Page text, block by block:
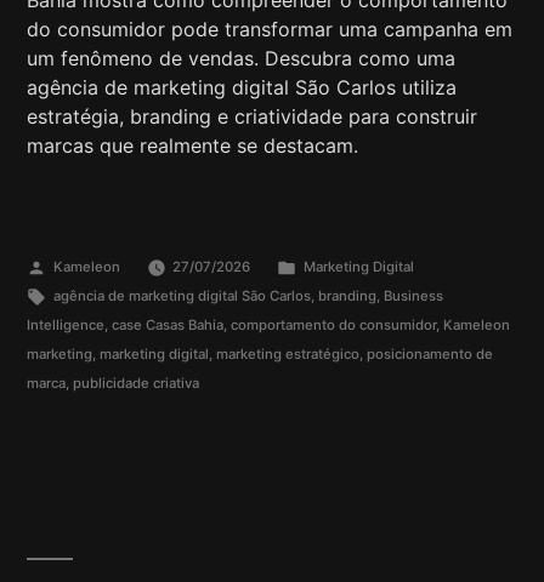
do consumidor pode transformar uma campanha em
um fenômeno de vendas. Descubra como uma
agência de marketing digital São Carlos utiliza
estratégia, branding e criatividade para construir
marcas que realmente se destacam.
Kameleon 27/07/2026
Marketing Digital
agência de marketing digital São Carlos, branding, Business
Intelligence, case Casas Bahia, comportamento do consumidor, Kameleon
marketing, marketing digital, marketing estratégico, posicionamento de
marca, publicidade criativa